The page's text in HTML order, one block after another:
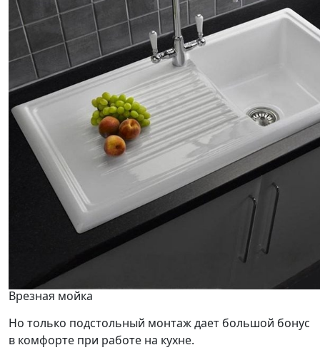
Врезная мойка
Но только подстольный монтаж дает большой бонус
в комфорте при работе на кухне.